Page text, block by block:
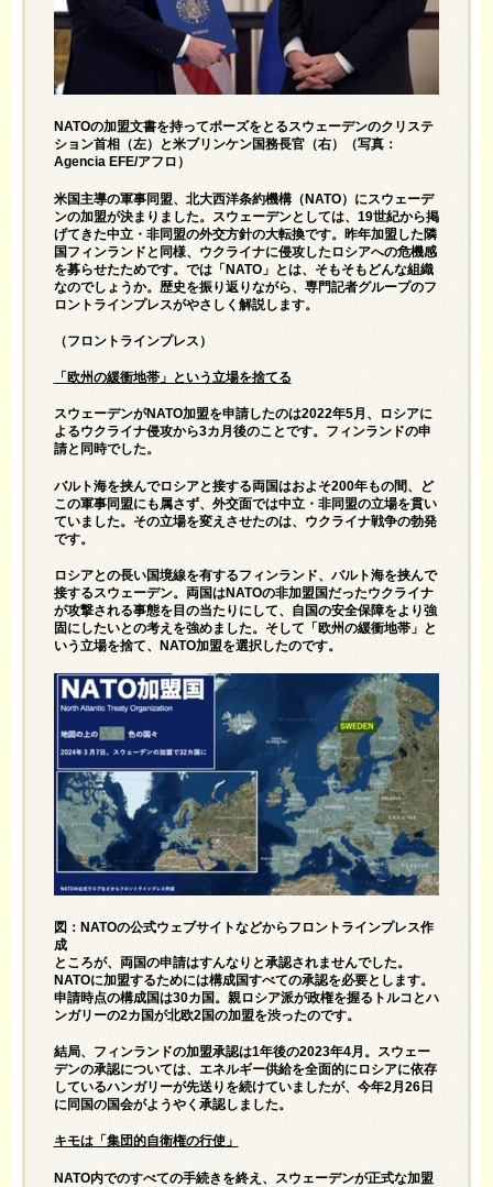
NATOの加盟文書を持ってポーズをとるスウェーデンのクリステ
ション首相（左）と米ブリンケン国務長官（右）（写真：
Agencia EFE/アフロ）
米国主導の軍事同盟、北大西洋条約機構（NATO）にスウェーデ
ンの加盟が決まりました。スウェーデンとしては、19世紀から掲
げてきた中立・非同盟の外交方針の大転換です。昨年加盟した隣
国フィンランドと同様、ウクライナに侵攻したロシアへの危機感
を募らせたためです。では「NATO」とは、そもそもどんな組織
なのでしょうか。歴史を振り返りながら、専門記者グループのフ
ロントラインプレスがやさしく解説します。
（フロントラインプレス）
「欧州の緩衝地帯」という立場を捨てる
スウェーデンがNATO加盟を申請したのは2022年5月、ロシアに
よるウクライナ侵攻から3カ月後のことです。フィンランドの申
請と同時でした。
バルト海を挟んでロシアと接する両国はおよそ200年もの間、ど
この軍事同盟にも属さず、外交面では中立・非同盟の立場を貫い
ていました。その立場を変えさせたのは、ウクライナ戦争の勃発
です。
ロシアとの長い国境線を有するフィンランド、バルト海を挟んで
接するスウェーデン。両国はNATOの非加盟国だったウクライナ
が攻撃される事態を目の当たりにして、自国の安全保障をより強
固にしたいとの考えを強めました。そして「欧州の緩衝地帯」と
いう立場を捨て、NATO加盟を選択したのです。
図：NATOの公式ウェブサイトなどからフロントラインプレス作
成
ところが、両国の申請はすんなりと承認されませんでした。
NATOに加盟するためには構成国すべての承認を必要とします。
申請時点の構成国は30カ国。親ロシア派が政権を握るトルコとハ
ンガリーの2カ国が北欧2国の加盟を渋ったのです。
結局、フィンランドの加盟承認は1年後の2023年4月。スウェー
デンの承認については、エネルギー供給を全面的にロシアに依存
しているハンガリーが先送りを続けていましたが、今年2月26日
に同国の国会がようやく承認しました。
キモは「集団的自衛権の行使」
NATO内でのすべての手続きを終え、スウェーデンが正式な加盟